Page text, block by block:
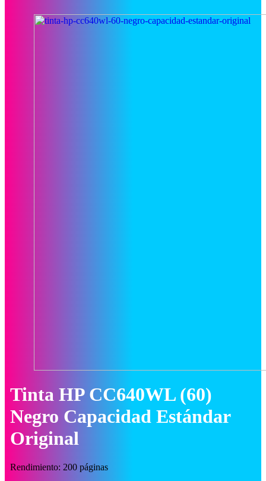
Tinta HP CC640WL (60)
Negro Capacidad Estándar
Original
Rendimiento: 200 páginas